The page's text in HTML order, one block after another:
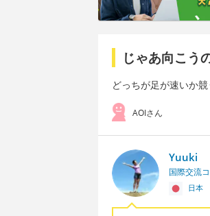
じゃあ向こう
どっちが足が速いか
AOIさん
Yuuki
国際交流
日本